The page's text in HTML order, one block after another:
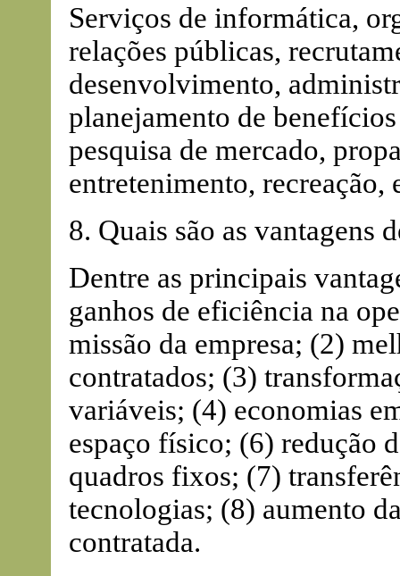
Serviços de informática,
relações públicas,
desenvolvimento,
planejamento de
pesquisa de mercado,
entretenimento, recreação,
8. Quais são as vantagens
Dentre as principais
ganhos de eficiência na
missão da empresa; (2)
contratados; (3)
variáveis; (4) economias
espaço físico; (6) redução
quadros fixos; (7)
tecnologias; (8) aumento
contratada.